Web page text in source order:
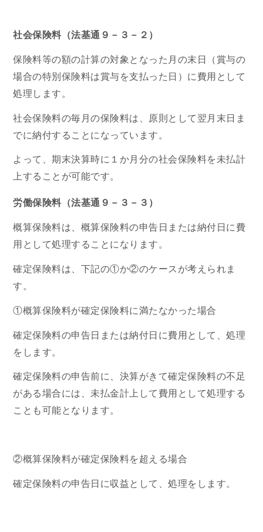
社会保険料（法基通９－３－２）
保険料等の額の計算の対象となった月の末日（賞与の
場合の特別保険料は賞与を支払った日）に費用として
処理します。
社会保険料の毎月の保険料は、原則として翌月末日ま
でに納付することになっています。
よって、期末決算時に１か月分の社会保険料を未払計
上することが可能です。
労働保険料（法基通９－３－３）
概算保険料は、概算保険料の申告日または納付日に費
用として処理することになります。
確定保険料は、下記の①か②のケースが考えられま
す。
①概算保険料が確定保険料に満たなかった場合
確定保険料の申告日または納付日に費用として、処理
をします。
確定保険料の申告前に、決算がきて確定保険料の不足
がある場合には、未払金計上して費用として処理する
ことも可能となります。
②概算保険料が確定保険料を超える場合
確定保険料の申告日に収益として、処理をします。